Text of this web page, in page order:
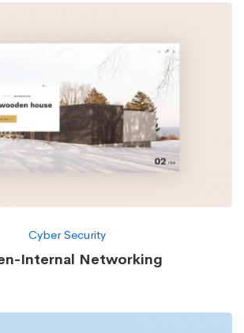
Cyber Security
Internal Networking